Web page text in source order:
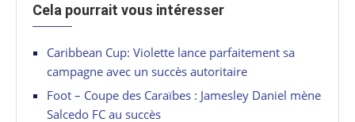
Cela pourrait vous intéresser
Caribbean Cup: Violette lance parfaitement sa
campagne avec un succès autoritaire
Foot – Coupe des Caraïbes : Jamesley Daniel mène
Salcedo FC au succès